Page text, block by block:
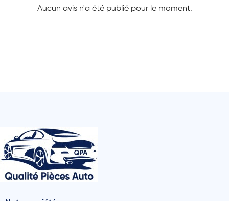
Aucun avis n'a été publié pour le moment.